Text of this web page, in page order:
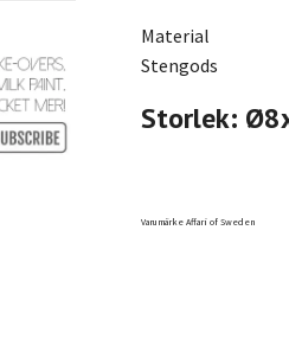
Material
Stengods
Storlek:
Varumärke Affari of Sweden